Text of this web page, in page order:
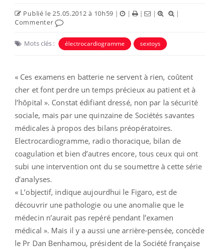
Publié le 25.05.2012 à 10h59 | | | |
|
Commenter
Mots clés : électrocardiogramme sextoys
« Ces examens en batterie ne servent à rien, coûtent
cher et font perdre un temps précieux au patient et à
l’hôpital ». Constat édifiant dressé, non par la sécurité
sociale, mais par une quinzaine de Sociétés savantes
médicales à propos des bilans préopératoires.
Electrocardiogramme, radio thoracique, bilan de
coagulation et bien d’autres encore, tous ceux qui ont
subi une intervention ont du se soumettre à cette série
d’analyses.
« L’objectif, indique aujourdhui le Figaro, est de
découvrir une pathologie ou une anomalie que le
médecin n’aurait pas repéré pendant l’examen
médical ». Mais il y a aussi une arrière-pensée, concède
le Pr Dan Benhamou, président de la Société française